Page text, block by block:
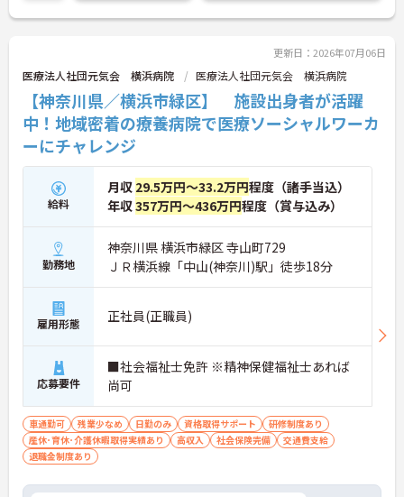
更新日：2026年07月06日
医療法人社団元気会 横浜病院 医療法人社団元気会 横浜病院
【神奈川県／横浜市緑区】 施設出身者が活躍
中！地域密着の療養病院で医療ソーシャルワーカ
ーにチャレンジ
給料
月収 29.5万円～33.2万円程度（諸手当込）
年収357万円～436万円程度（賞与込み）
勤務地
神奈川県 横浜市緑区 寺山町729
ＪＲ横浜線「中山(神奈川)駅」徒歩18分
雇用形態 正社員(正職員)
応募要件
■社会福祉士免許 ※精神保健福祉士あれば
尚可
車通勤可 残業少なめ 日勤のみ 資格取得サポート
研修制度あり
産休･育休･介護休暇取得実績あり
高収入 社会保険完備
交通費支給
退職金制度あり